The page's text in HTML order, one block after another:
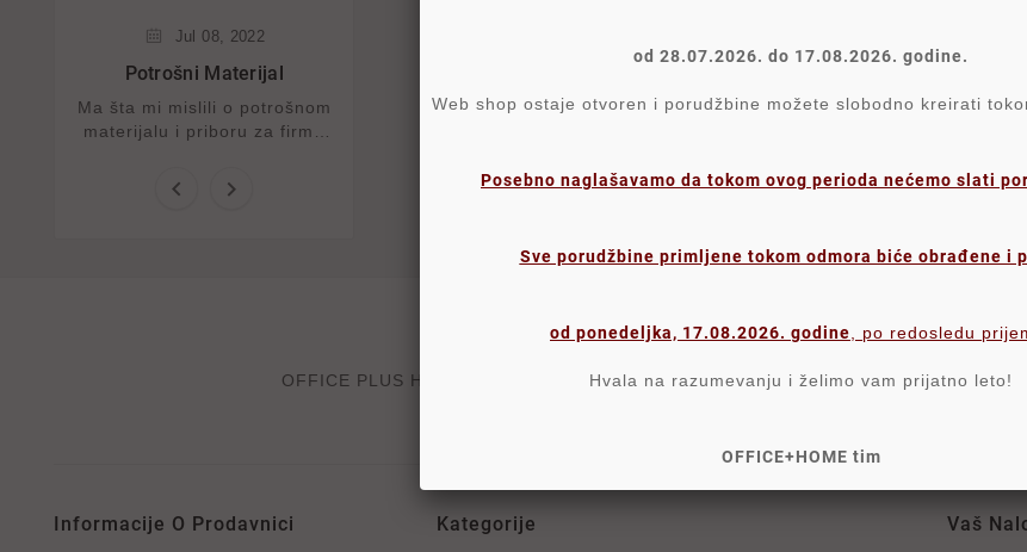
Jul 08, 2022
Potrošni Materijal
Ma šta mi mislili o potrošnom
materijalu i priboru za firme
 
OFFICE PLUS HOME DOO, veleprodaja i online prodavnica sa višedecenijskim
Informacije O Prodavnici Kategorije Vaš
od 28.07.2026. do 17.08.2026. godine.
Web shop ostaje otvoren i porudžbine možete slobodno kreirati
Posebno naglašavamo da tokom ovog perioda nećemo slati
Sve porudžbine primljene tokom odmora biće obrađene i
od ponedeljka, 17.08.2026. godine , po redosledu
Hvala na razumevanju i želimo vam prijatno leto!
OFFICE+HOME tim